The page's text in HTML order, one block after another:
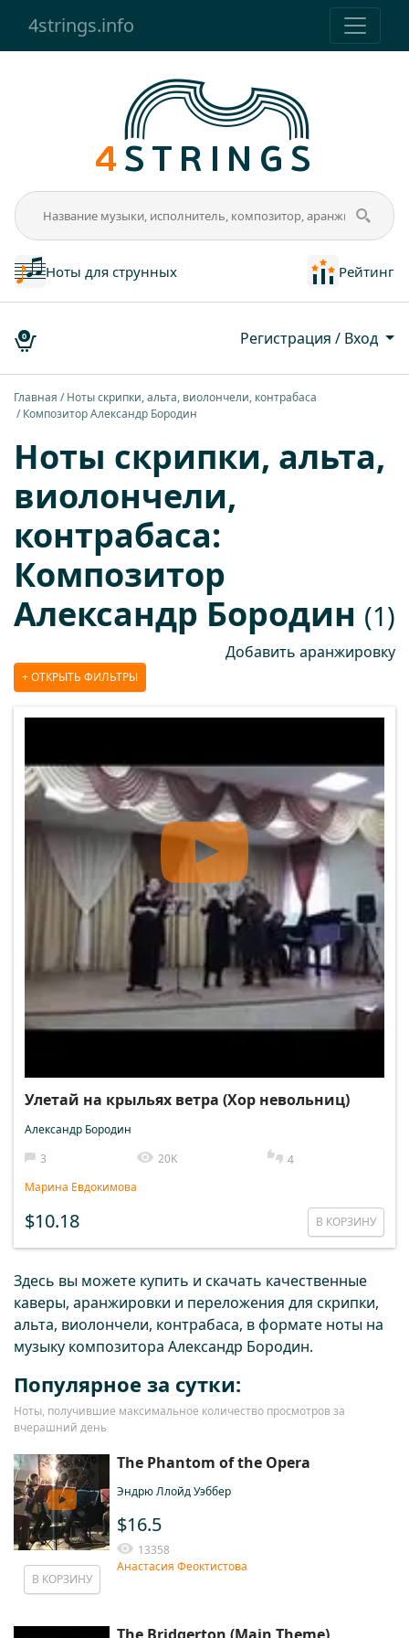
4strings.info
Ноты для струнных Рейтинг
0 Регистрация / Вход
Главная
Ноты скрипки, альта, виолончели, контрабаса
Композитор Александр Бородин
Ноты скрипки, альта,
виолончели,
контрабаса:
Композитор
Александр Бородин (1)
Добавить аранжировку
ОТКРЫТЬ ФИЛЬТРЫ
Улетай на крыльях ветра (Хор невольниц)
Александр Бородин
3
20K
4
Марина Евдокимова
$10.18 В КОРЗИНУ
Здесь вы можете купить и скачать качественные
каверы, аранжировки и переложения для скрипки,
альта, виолончели, контрабаса, в формате ноты на
музыку композитора Александр Бородин.
Популярное за сутки:
Ноты, получившие максимальное количество просмотров за
вчерашний день
В КОРЗИНУ
The Phantom of the Opera
Эндрю Ллойд Уэббер
$16.5
13358
Анастасия Феоктистова